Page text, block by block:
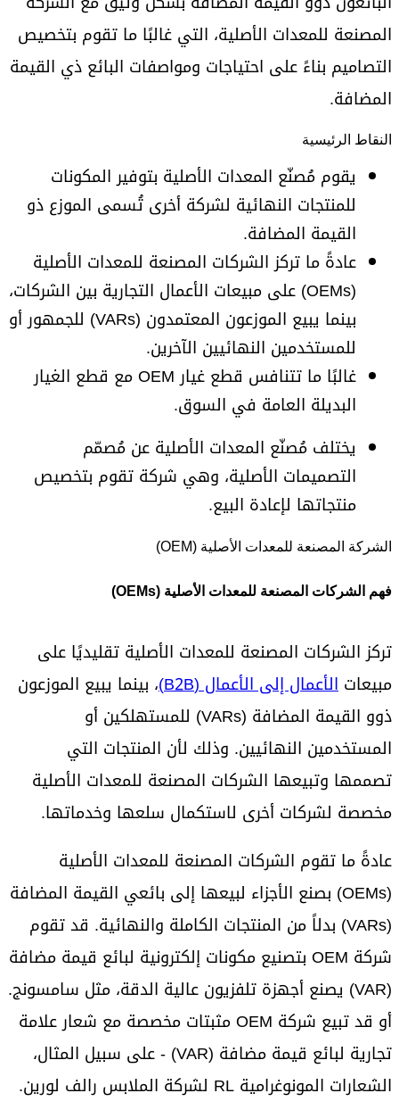
المصنعة للمعدات الأصلية، التي غالبًا ما تقوم بتخصيص
التصاميم بناءً على احتياجات ومواصفات البائع ذي القيمة
المضافة.
النقاط الرئيسية
يقوم مُصنّع المعدات الأصلية بتوفير المكونات
للمنتجات النهائية لشركة أخرى تُسمى الموزع ذو
القيمة المضافة.
عادةً ما تركز الشركات المصنعة للمعدات الأصلية
(OEMs) على مبيعات الأعمال التجارية بين الشركات،
بينما يبيع الموزعون المعتمدون (VARs) للجمهور أو
للمستخدمين النهائيين الآخرين.
غالبًا ما تتنافس قطع غيار OEM مع قطع الغيار
البديلة العامة في السوق.
يختلف مُصنّع المعدات الأصلية عن مُصمّم
التصميمات الأصلية، وهي شركة تقوم بتخصيص
منتجاتها لإعادة البيع.
الشركة المصنعة للمعدات الأصلية (OEM)
فهم الشركات المصنعة للمعدات الأصلية (OEMs)
تركز الشركات المصنعة للمعدات الأصلية تقليديًا على
مبيعات الأعمال إلى الأعمال (B2B)
، بينما يبيع الموزعون
ذوو القيمة المضافة (VARs) للمستهلكين أو
المستخدمين النهائيين. وذلك لأن المنتجات التي
تصممها وتبيعها الشركات المصنعة للمعدات الأصلية
مخصصة لشركات أخرى لاستكمال سلعها وخدماتها.
عادةً ما تقوم الشركات المصنعة للمعدات الأصلية
(OEMs) بصنع الأجزاء لبيعها إلى بائعي القيمة المضافة
(VARs) بدلاً من المنتجات الكاملة والنهائية. قد تقوم
شركة OEM بتصنيع مكونات إلكترونية لبائع قيمة مضافة
(VAR) يصنع أجهزة تلفزيون عالية الدقة، مثل سامسونج.
أو قد تبيع شركة OEM مثبتات مخصصة مع شعار علامة
تجارية لبائع قيمة مضافة (VAR) - على سبيل المثال،
الشعارات المونوغرامية RL لشركة الملابس رالف لورين.